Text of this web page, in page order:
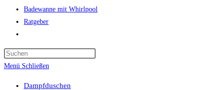
Badewanne mit Whirlpool
Ratgeber
umschalten
Menü Schließen
Dampfduschen